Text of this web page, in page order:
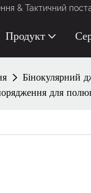
& Тактичний
Продукт
Бінокулярний
для